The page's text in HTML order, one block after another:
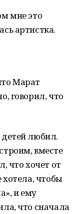
мне это
артистка.
Марат
говорил, что
любил.
вместе
что хочет от
хотела, чтобы
и ему
что сначала